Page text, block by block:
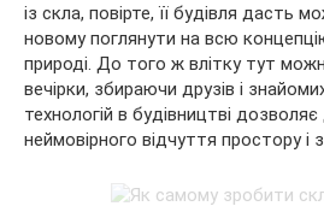
із скла, повірте, її будівля дасть
новому поглянути на всю
природі. До того ж влітку тут
вечірки, збираючи друзів і
технологій в будівництві
неймовірного відчуття простору і